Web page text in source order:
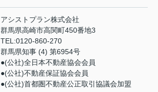
アシストプラン株式会社
群馬県高崎市高関町450番地3
TEL:0120-860-270
群馬県知事 (4) 第6954号
●(公社)全日本不動産協会会員
●(公社)不動産保証協会会員
●(公社)首都圏不動産公正取引協議会加盟